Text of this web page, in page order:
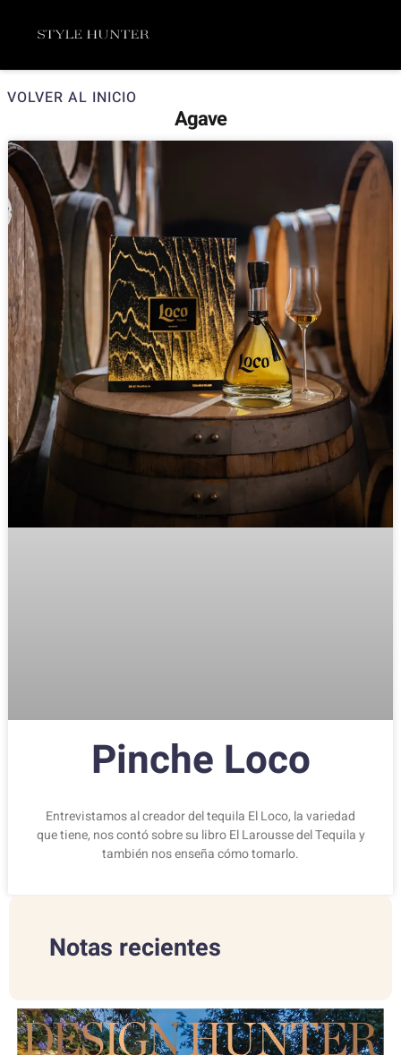
VOLVER AL INICIO
Agave
Pinche Loco
Entrevistamos al creador del tequila El Loco, la variedad
que tiene, nos contó sobre su libro El Larousse del Tequila y
también nos enseña cómo tomarlo.
Notas recientes